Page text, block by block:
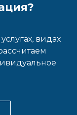
видах